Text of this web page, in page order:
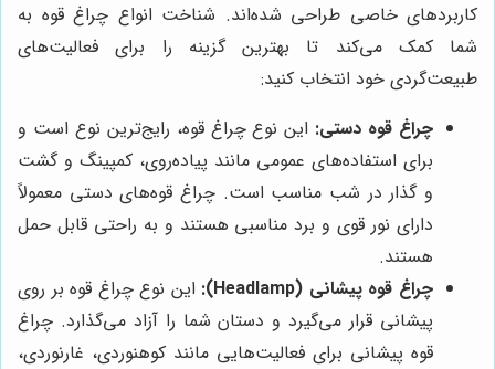
کاربردهای خاصی طراحی شده‌اند. شناخت انواع چراغ قوه به
شما کمک می‌کند تا بهترین گزینه را برای فعالیت‌های
طبیعت‌گردی خود انتخاب کنید:
چراغ قوه دستی: این نوع چراغ قوه، رایج‌ترین نوع است و
برای استفاده‌های عمومی مانند پیاده‌روی، کمپینگ و گشت
و گذار در شب مناسب است. چراغ قوه‌های دستی معمولاً
دارای نور قوی و برد مناسبی هستند و به راحتی قابل حمل
هستند.
چراغ قوه پیشانی (Headlamp):
این نوع چراغ قوه بر روی
پیشانی قرار می‌گیرد و دستان شما را آزاد می‌گذارد. چراغ
قوه پیشانی برای فعالیت‌هایی مانند کوهنوردی، غارنوردی،